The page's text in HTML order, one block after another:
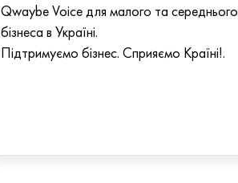
Qwaybe Voice для малого та середнього
бізнеса в Україні.
Підтримуємо бізнес. Сприяємо Країні!.